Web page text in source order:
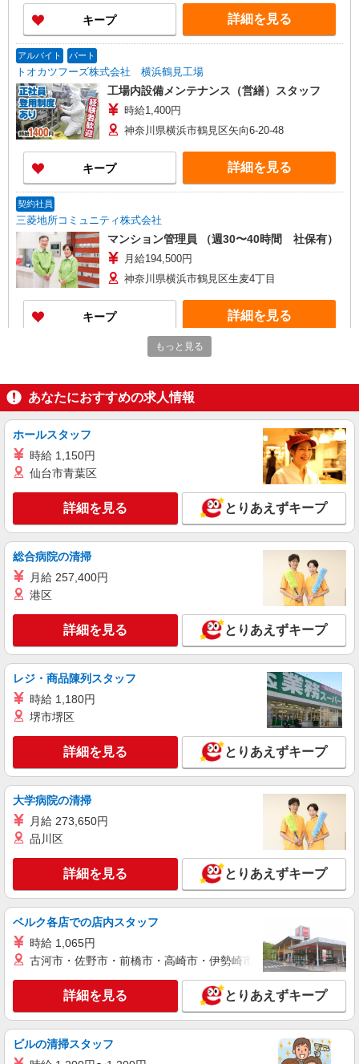
・660万円／35歳／リーダー職（月給32万円＋各
種手当＋賞与） ・520万円／30歳／サブリーダー
職（月給29万5000円＋各種手当＋賞与） ※他手当
給）、出張手当、役職手当、技能手当、資格手当
子ども手当（3歳未満：1人につき月2万円／3歳以
上：1人につき月1万円）
工場、川口工場、足利工場への配属の可能性あり
※基本的には、転居を伴う異動はありません。
（ただし、通勤時間が90分以内であれば異動の可
キープ 詳細を見る
アルバイト パート
トオカツフーズ株式会社 横浜鶴見工場
工場内設備メンテナンス（営繕）スタッフ
時給1,400円
神奈川県横浜市鶴見区矢向6-20-48
キープ 詳細を見る
契約社員
三菱地所コミュニティ株式会社
マンション管理員 （週30〜40時間 社保有）
月給194,500円
神奈川県横浜市鶴見区生麦4丁目
キープ 詳細を見る
もっと見る
あなたにおすすめの求人情報
ホールスタッフ
時給 1,150円
仙台市青葉区
詳細を見る とりあえずキープ
総合病院の清掃
月給 257,400円
港区
詳細を見る とりあえずキープ
レジ・商品陳列スタッフ
時給 1,180円
堺市堺区
詳細を見る とりあえずキープ
大学病院の清掃
月給 273,650円
品川区
詳細を見る とりあえずキープ
ベルク各店での店内スタッフ
時給 1,065円
古河市・佐野市・前橋市・高崎市・伊勢崎市・太田市・館林市
詳細を見る とりあえずキープ
ビルの清掃スタッフ